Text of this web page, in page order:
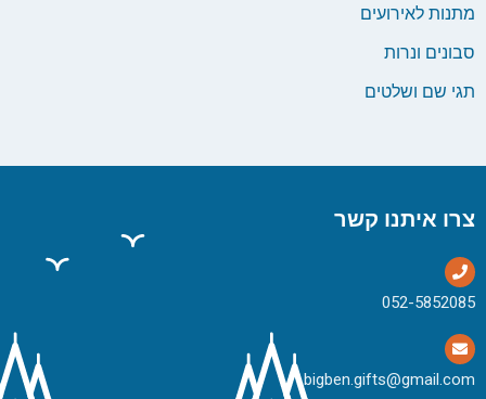
מתנות לאירועים
סבונים ונרות
תגי שם ושלטים
צרו איתנו קשר
bigben.gifts@gmail.com